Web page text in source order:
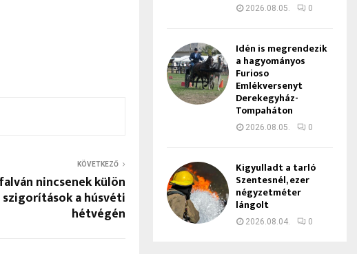
KÖVETKEZŐ
nincsenek külön
a húsvéti
hétvégén
2026.08.05. 0
Idén is megrendezik
a hagyományos
Furioso
Emlékversenyt
Derekegyház-
Tompaháton
2026.08.05. 0
Kigyulladt a tarló
Szentesnél, ezer
négyzetméter
lángolt
2026.08.04. 0